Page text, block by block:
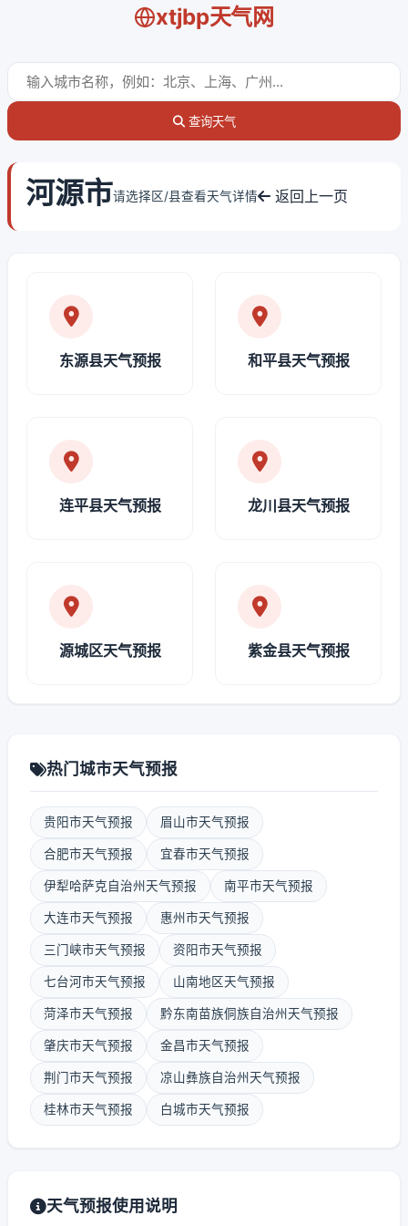
xtjbp天气网
查询天气
河源市请选择区/县查看天气详情 返回上一页
东源县天气预报 和平县天气预报
连平县天气预报 龙川县天气预报
源城区天气预报 紫金县天气预报
热门城市天气预报
贵阳市天气预报 眉山市天气预报
合肥市天气预报 宜春市天气预报
伊犁哈萨克自治州天气预报 南平市天气预报
大连市天气预报 惠州市天气预报
三门峡市天气预报 资阳市天气预报
七台河市天气预报 山南地区天气预报
菏泽市天气预报 黔东南苗族侗族自治州天气预报
肇庆市天气预报 金昌市天气预报
荆门市天气预报 凉山彝族自治州天气预报
桂林市天气预报 白城市天气预报
天气预报使用说明